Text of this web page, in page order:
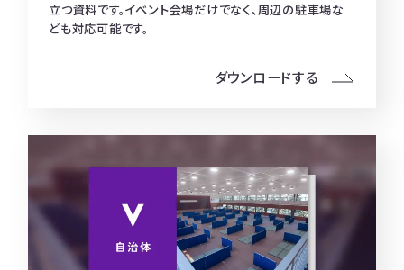
立つ資料です。イベント会場だけでなく、周辺の駐車場な
ども対応可能です。
ダウンロードする